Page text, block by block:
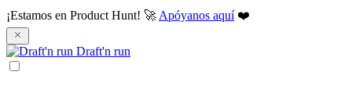
¡Estamos en Product Hunt! 🚀 Apóyanos aquí❤️
Draft'n run